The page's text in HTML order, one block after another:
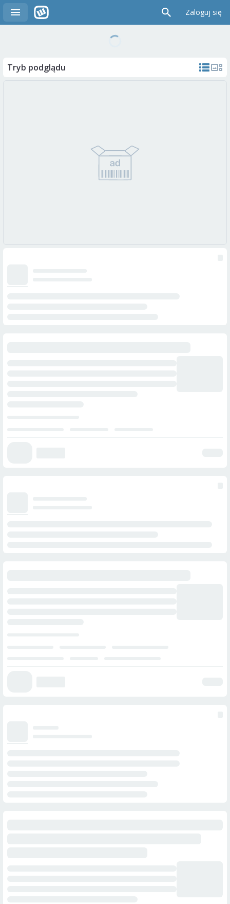
Zaloguj się
Tryb podglądu